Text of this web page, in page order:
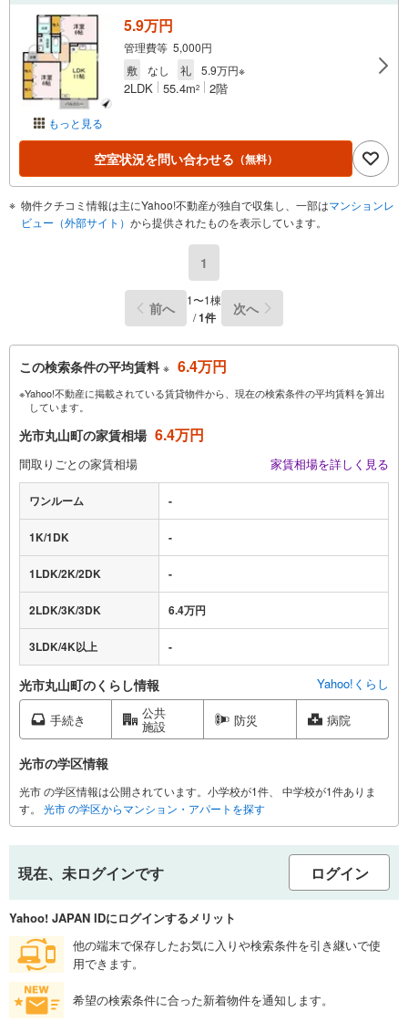
もっと見る
5.9万円
管理費等 5,000円
敷
なし 礼 5.9万円※
2LDK 55.4m2 2階
空室状況を問い合わせる （無料）
物件クチコミ情報は主にYahoo!不動産が独自で収集し、一部はマンションレ
ビュー（外部サイト） から提供されたものを表示しています。
1
前へ
1〜1棟
/1件 次へ
この検索条件の平均賃料 ※ 6.4万円
※Yahoo!不動産に掲載されている賃貸物件から、現在の検索条件の平均賃料を算出
しています。
光市丸山町の家賃相場 6.4万円
間取りごとの家賃相場 家賃相場を詳しく見る
ワンルーム -
1K/1DK -
1LDK/2K/2DK -
2LDK/3K/3DK 6.4万円
3LDK/4K以上 -
光市丸山町のくらし情報 Yahoo!くらし
手続き 公共
施設 防災 病院
光市の学区情報
光市 の学区情報は公開されています。小学校が1件、 中学校が1件ありま
す。
光市 の学区からマンション・アパートを探す
現在、未ログインです ログイン
Yahoo! JAPAN IDにログインするメリット
他の端末で保存したお気に入りや検索条件を引き継いで使
用できます。
希望の検索条件に合った新着物件を通知します。